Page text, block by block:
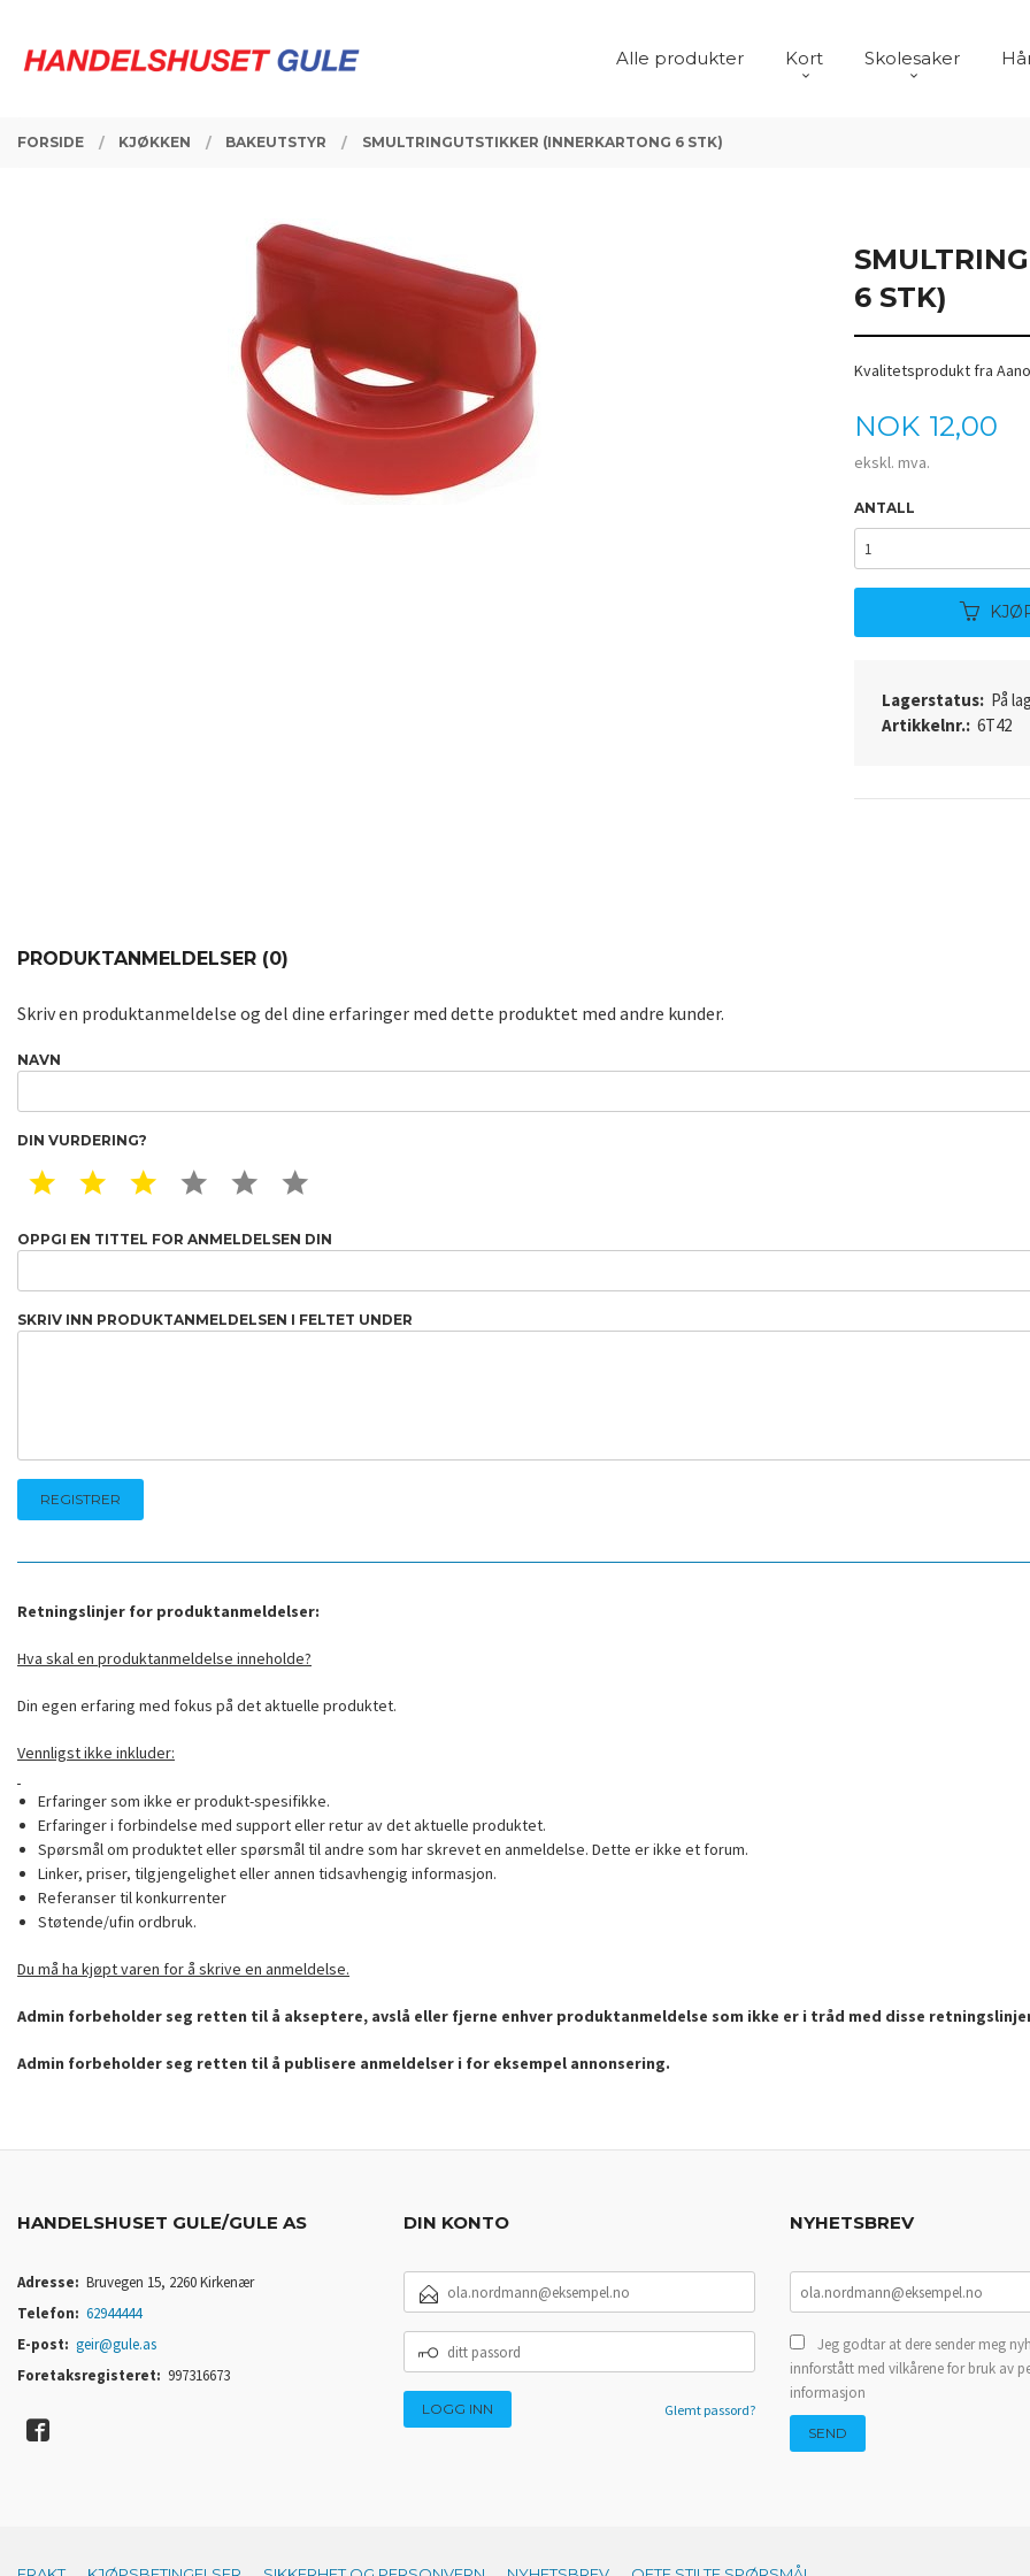
innholdet
Alle produkter Kort Skolesaker
FORSIDE KJØKKEN BAKEUTSTYR SMULTRINGUTSTIKKER (INNERKARTONG 6 STK)
6 STK)
Kvalitetsprodukt fra
Pris
NOK 12,00
ekskl. mva.
ANTALL
Lagerstatus: På
Artikkelnr.: 6T42
PRODUKTANMELDELSER (0)
Skriv en produktanmeldelse og del dine erfaringer med dette produktet med andre kunder.
NAVN
DIN VURDERING?
1 STAR2 STAR3 STAR4 STAR5 STAR
OPPGI EN TITTEL FOR ANMELDELSEN DIN
SKRIV INN PRODUKTANMELDELSEN I FELTET UNDER
Retningslinjer for produktanmeldelser:
Hva skal en produktanmeldelse inneholde?
Din egen erfaring med fokus på det aktuelle produktet.
Vennligst ikke inkluder:
Erfaringer som ikke er produkt-spesifikke.
Erfaringer i forbindelse med support eller retur av det aktuelle produktet.
Spørsmål om produktet eller spørsmål til andre som har skrevet en anmeldelse. Dette er ikke et forum.
Linker, priser, tilgjengelighet eller annen tidsavhengig informasjon.
Referanser til konkurrenter
Støtende/ufin ordbruk.
Du må ha kjøpt varen for å skrive en anmeldelse.
Admin forbeholder seg retten til å akseptere, avslå eller fjerne enhver produktanmeldelse som ikke er i tråd med disse
Admin forbeholder seg retten til å publisere anmeldelser i for eksempel annonsering.
HANDELSHUSET GULE/GULE AS
Adresse: Bruvegen 15, 2260 Kirkenær
Telefon: 62944444
E-post: geir@gule.as
Foretaksregisteret: 997316673
DIN KONTO
POSTADRESSE
PASSORD
Glemt passord?
NYHETSBREV
Jeg godtar at dere sender meg
innforstått med vilkårene for bruk av
informasjon